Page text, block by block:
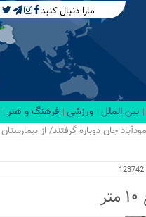
مارا دنبال کنید
بین الملل ورزشی فرهنگ و هنر